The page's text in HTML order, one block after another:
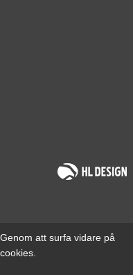
att surfa vidare på